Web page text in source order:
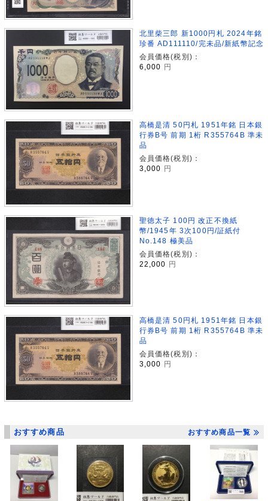
北里柴三郎 新1000円札 2024年銘
珍番 AD111110/完未品/新紙幣記念
会員価格(税別)：
6,000
円
高橋是清 50円札 1951年銘 日本銀
行券B号 前期 1桁 R355764B 準未
品
会員価格(税別)：
3,000
円
聖徳太子 100円 改正不換紙
幣/1945年 3次100円/証紙付
No.148 極美品
会員価格(税別)：
22,000 円
高橋是清 50円札 1951年銘 日本銀
行券B号 前期 1桁 R355764B 準未
品
会員価格(税別)：
3,000 円
おすすめ商品 おすすめ商品一覧